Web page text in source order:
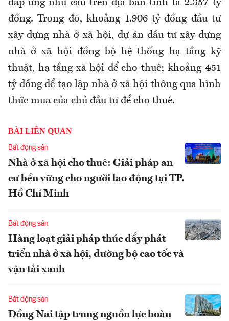
đáp ứng nhu cầu trên địa bàn tỉnh là 2.357 tỷ
đồng. Trong đó, khoảng 1.906 tỷ đồng đầu tư
xây dựng nhà ở xã hội, dự án đầu tư xây dựng
nhà ở xã hội đồng bộ hệ thống hạ tầng kỹ
thuật, hạ tầng xã hội để cho thuê; khoảng 451
tỷ đồng để tạo lập nhà ở xã hội thông qua hình
thức mua của chủ đầu tư để cho thuê.
BÀI LIÊN QUAN
Bất động sản
Nhà ở xã hội cho thuê: Giải pháp an
cư bền vững cho người lao động tại TP.
Hồ Chí Minh
Bất động sản
Hàng loạt giải pháp thúc đẩy phát
triển nhà ở xã hội, đường bộ cao tốc và
vận tải xanh
Bất động sản
Đồng Nai tập trung nguồn lực hoàn